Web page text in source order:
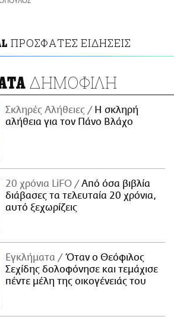
ΠΡΟΣΦΑΤΕΣ ΕΙΔΗΣΕΙΣ
ΔΗΜΟΦΙΛΗ
Σκληρές Αλήθειες
H σκληρή
αλήθεια για τον Πάνο Βλάχο
20 χρόνια LiFO
Από όσα βιβλία
διάβασες τα τελευταία 20 χρόνια,
αυτό ξεχωρίζεις
Εγκλήματα
Όταν ο Θεόφιλος
Σεχίδης δολοφόνησε και τεμάχισε
πέντε μέλη της οικογένειάς του